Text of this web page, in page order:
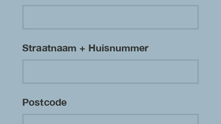
Straatnaam + Huisnummer
Postcode